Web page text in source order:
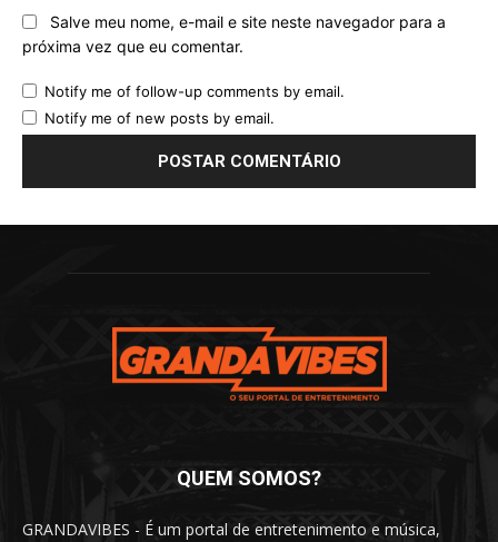
Salve meu nome, e-mail e site neste navegador para a
próxima vez que eu comentar.
Notify me of follow-up comments by email.
Notify me of new posts by email.
QUEM SOMOS?
GRANDAVIBES - É um portal de entretenimento e música,